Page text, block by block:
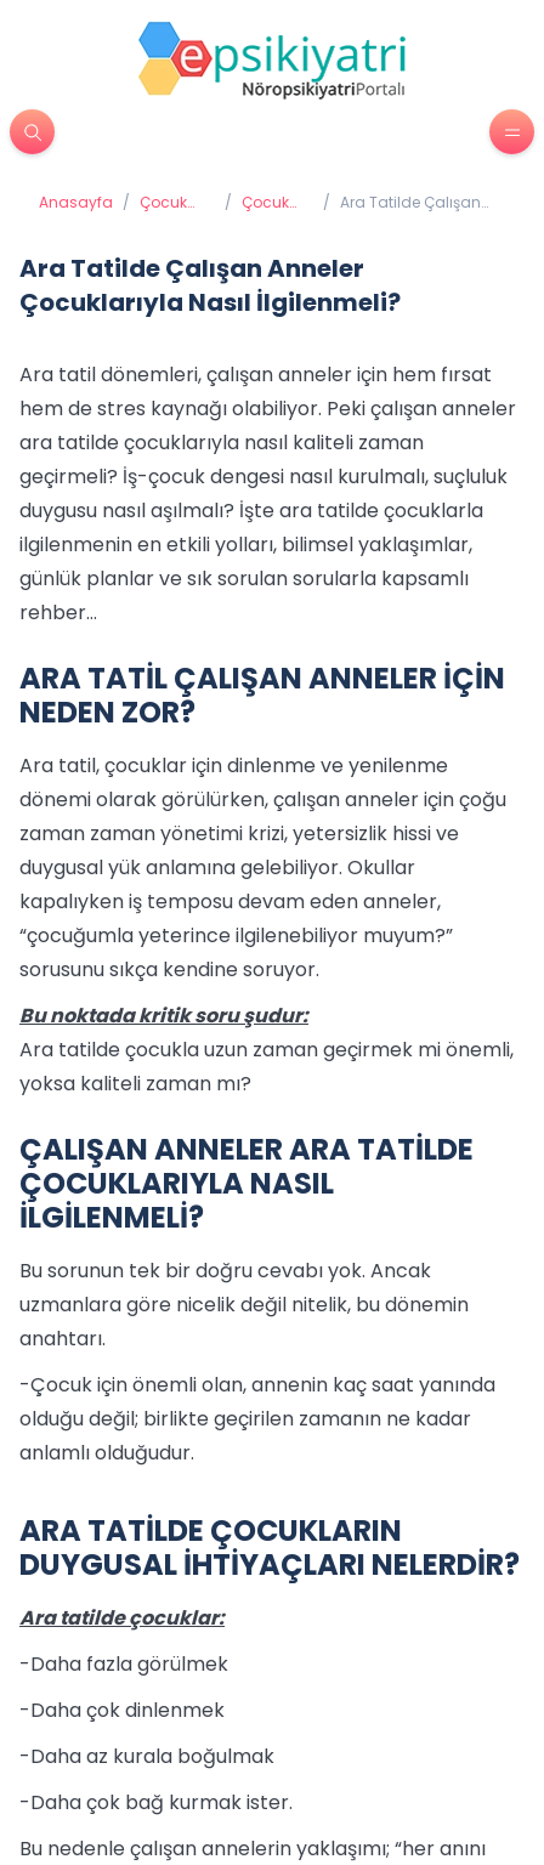
Anasayfa / Çocuk
/ Çocuk
/ Ara Tatilde Çalışan
Ara Tatilde Çalışan Anneler
Çocuklarıyla Nasıl İlgilenmeli?
Ara tatil dönemleri, çalışan anneler için hem fırsat
hem de stres kaynağı olabiliyor. Peki çalışan anneler
ara tatilde çocuklarıyla nasıl kaliteli zaman
geçirmeli? İş-çocuk dengesi nasıl kurulmalı, suçluluk
duygusu nasıl aşılmalı? İşte ara tatilde çocuklarla
ilgilenmenin en etkili yolları, bilimsel yaklaşımlar,
günlük planlar ve sık sorulan sorularla kapsamlı
rehber…
ARA TATİL ÇALIŞAN ANNELER İÇİN
NEDEN ZOR?
Ara tatil, çocuklar için dinlenme ve yenilenme
dönemi olarak görülürken, çalışan anneler için çoğu
zaman zaman yönetimi krizi, yetersizlik hissi ve
duygusal yük anlamına gelebiliyor. Okullar
kapalıyken iş temposu devam eden anneler,
“çocuğumla yeterince ilgilenebiliyor muyum?”
sorusunu sıkça kendine soruyor.
Bu noktada kritik soru şudur:
Ara tatilde çocukla uzun zaman geçirmek mi önemli,
yoksa kaliteli zaman mı?
ÇALIŞAN ANNELER ARA TATİLDE
ÇOCUKLARIYLA NASIL
İLGİLENMELİ?
Bu sorunun tek bir doğru cevabı yok. Ancak
uzmanlara göre nicelik değil nitelik, bu dönemin
anahtarı.
-Çocuk için önemli olan, annenin kaç saat yanında
olduğu değil; birlikte geçirilen zamanın ne kadar
anlamlı olduğudur.
ARA TATİLDE ÇOCUKLARIN
DUYGUSAL İHTİYAÇLARI NELERDİR?
Ara tatilde çocuklar:
-Daha fazla görülmek
-Daha çok dinlenmek
-Daha az kurala boğulmak
-Daha çok bağ kurmak ister.
Bu nedenle çalışan annelerin yaklaşımı; “her anını